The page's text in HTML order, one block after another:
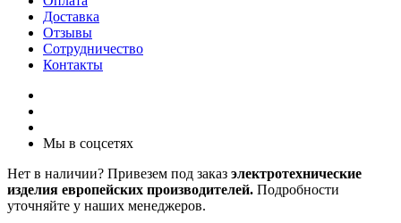
Доставка
Отзывы
Сотрудничество
Контакты
Мы в соцсетях
Нет в наличии? Привезем под заказ электротехнические
изделия европейских производителей. Подробности
уточняйте у наших менеджеров.